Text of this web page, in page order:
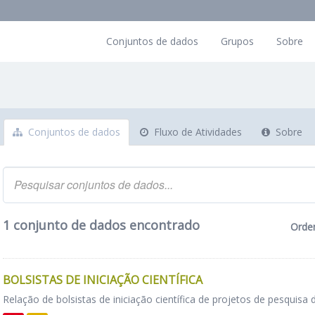
Conjuntos de dados Grupos Sobre
Conjuntos de dados Fluxo de Atividades Sobre
1 conjunto de dados encontrado
BOLSISTAS DE INICIAÇÃO CIENTÍFICA
Relação de bolsistas de iniciação científica de projetos de pesquisa